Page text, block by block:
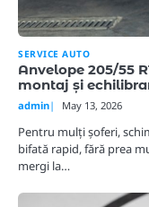
SERVICE AUTO
Anvelope 205/55
montaj și
admin May 13, 2026
Pentru mulți șoferi,
bifată rapid, fără prea
mergi la…